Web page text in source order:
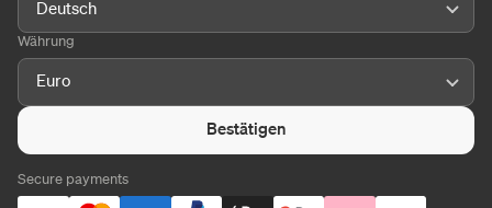
Deutsch
Währung
Euro
Bestätigen
Secure payments